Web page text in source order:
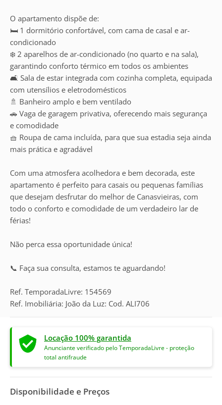
O apartamento dispõe de:
🛏️ 1 dormitório confortável, com cama de casal e ar-
condicionado
❄️ 2 aparelhos de ar-condicionado (no quarto e na sala),
garantindo conforto térmico em todos os ambientes
🛋️ Sala de estar integrada com cozinha completa, equipada
com utensílios e eletrodomésticos
🚿 Banheiro amplo e bem ventilado
🚗 Vaga de garagem privativa, oferecendo mais segurança
e comodidade
🧺 Roupa de cama incluída, para que sua estadia seja ainda
mais prática e agradável
Com uma atmosfera acolhedora e bem decorada, este
apartamento é perfeito para casais ou pequenas famílias
que desejam desfrutar do melhor de Canasvieiras, com
todo o conforto e comodidade de um verdadeiro lar de
férias!
Não perca essa oportunidade única!
📞 Faça sua consulta, estamos te aguardando!
Ref. TemporadaLivre: 154569
Ref. Imobiliária: João da Luz: Cod. ALI706
Locação 100% garantida
Anunciante verificado pelo TemporadaLivre - proteção
total antifraude
Disponibilidade e Preços